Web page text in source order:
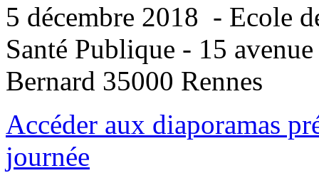
5 décembre 2018 - Ecole
Santé Publique - 15
Bernard 35000 Rennes
Accéder aux diaporamas
journée